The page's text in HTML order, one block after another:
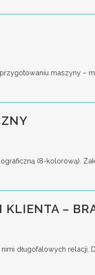
maszyny –
(8-kolorową).
–
długofalowych